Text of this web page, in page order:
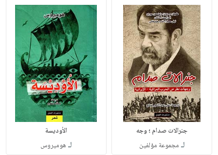
جنرالات صدام ؛ وجه
لـ مجموعة مؤلفين
الأوديسة
لـ هوميروس